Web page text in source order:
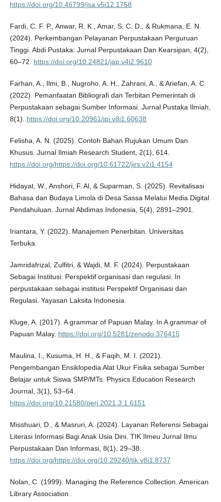
https://doi.org/10.46799/jsa.v5i12.1758
Fardi, C. F. P., Anwar, R. K., Amar, S. C. D., & Rukmana, E. N.
(2024). Perkembangan Pelayanan Perpustakaan Perguruan
Tinggi. Abdi Pustaka: Jurnal Perpustakaan Dan Kearsipan, 4(2),
60–72. https://doi.org/10.24821/jap.v4i2.9610
Farhan, A., Ilmi, B., Nugroho, A. H., Zahrani, A., & Ariefan, A. C.
(2022). Pemanfaatan Bibliografi dan Terbitan Pemerintah di
Perpustakaan sebagai Sumber Informasi. Jurnal Pustaka Ilmiah,
8(1). https://doi.org/10.20961/jpi.v8i1.60638
Felisha, A. N. (2025). Contoh Bahan Rujukan Umum Dan
Khusus. Jurnal Ilmiah Research Student, 2(1), 614.
https://doi.org/https://doi.org/10.61722/jirs.v2i1.4154
Hidayat, W., Anshori, F. Al, & Suparman, S. (2025). Revitalisasi
Bahasa dan Budaya Limola di Desa Sassa Melalui Media Digital
Pendahuluan. Jurnal Abdimas Indonesia, 5(4), 2891–2901.
Iriantara, Y. (2022). Manajemen Penerbitan. Universitas
Terbuka.
Jamridafrizal, Zulfitri, & Wajdi, M. F. (2024). Perpustakaan
Sebagai Institusi: Perspektif organisasi dan regulasi. In
perpustakaan sebagai institusi Perspektif Organisasi dan
Regulasi. Yayasan Laksita Indonesia.
Kluge, A. (2017). A grammar of Papuan Malay. In A grammar of
Papuan Malay. https://doi.org/10.5281/zenodo.376415
Maulina, I., Kusuma, H. H., & Faqih, M. I. (2021).
Pengembangan Ensiklopedia Alat Ukur Fisika sebagai Sumber
Belajar untuk Siswa SMP/MTs. Physics Education Research
Journal, 3(1), 53–64.
https://doi.org/10.21580/perj.2021.3.1.6151
Misshuari, D., & Masruri, A. (2024). Layanan Referensi Sebagai
Literasi Informasi Bagi Anak Usia Dini. TIK Ilmeu Jurnal Ilmu
Perpustakaan Dan Informasi, 8(1), 29–38.
https://doi.org/https://doi.org/10.29240/tik.v8i1.8737
Nolan, C. (1999). Managing the Reference Collection. American
Library Association.